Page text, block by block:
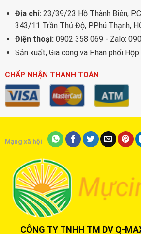
Địa chỉ: 23/39/23 Hồ Thành Biên,
343/11 Trần Thủ Độ, P.Phú Thạnh,
Điện thoại: 0902 358 069 - Zalo:
Sản xuất, Gia công và Phân phối
CHẤP NHẬN THANH TOÁN
Mạng xã hội
CÔNG TY TNHH TM DV Q-